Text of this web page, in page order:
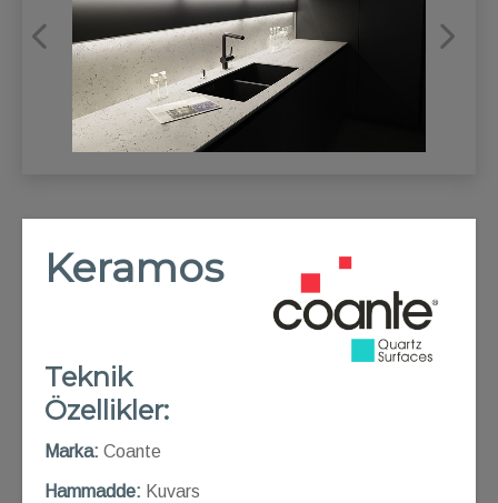
İLETİŞİM
Keramos
Teknik
Özellikler:
Marka: Coante
Hammadde: Kuvars